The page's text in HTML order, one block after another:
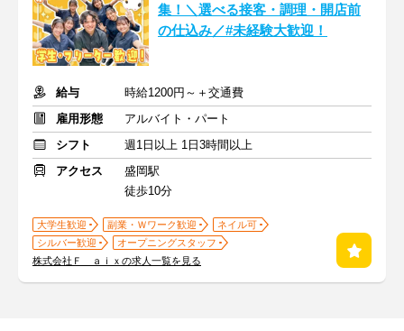
集！＼選べる接客・調理・開店前
の仕込み／#未経験大歓迎！
給与
時給1200円～＋交通費
雇用形態
アルバイト・パート
シフト
週1日以上 1日3時間以上
アクセス
盛岡駅
徒歩10分
大学生歓迎 副業・Ｗワーク歓迎
ネイル可
シルバー歓迎
オープニングスタッフ
株式会社Ｆ ａｉｘの求人一覧を見る